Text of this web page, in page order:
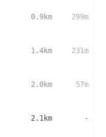
0.9km 299m
1.4km 231m
2.0km 57m
2.1km -